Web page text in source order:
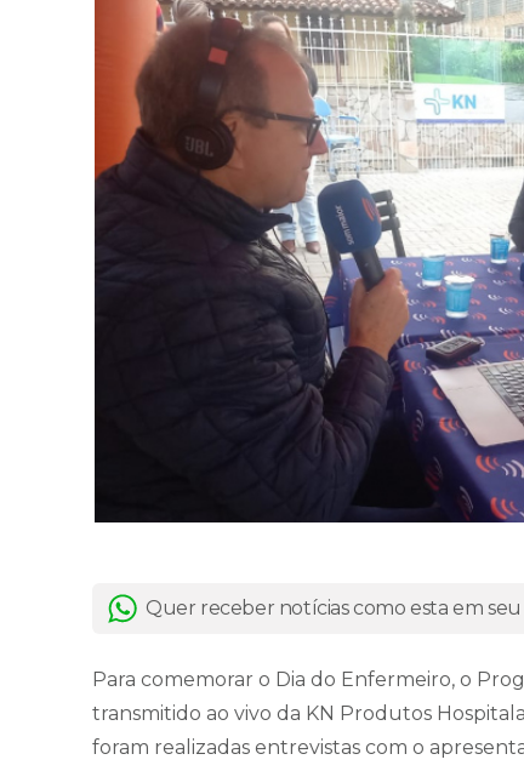
Quer receber notícias como esta em
Para comemorar o Dia do Enfermeiro, o
transmitido ao vivo da KN Produtos
foram realizadas entrevistas com o